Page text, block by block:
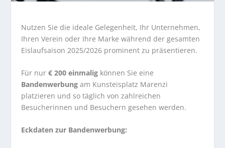
Nutzen Sie die ideale Gelegenheit, Ihr Unternehmen,
Ihren Verein oder Ihre Marke während der gesamten
Eislaufsaison 2025/2026 prominent zu präsentieren.
Für nur€ 200 einmalig können Sie eine
Bandenwerbung am Kunsteisplatz Marenzi
platzieren und so täglich von zahlreichen
Besucherinnen und Besuchern gesehen werden.
Eckdaten zur Bandenwerbung: